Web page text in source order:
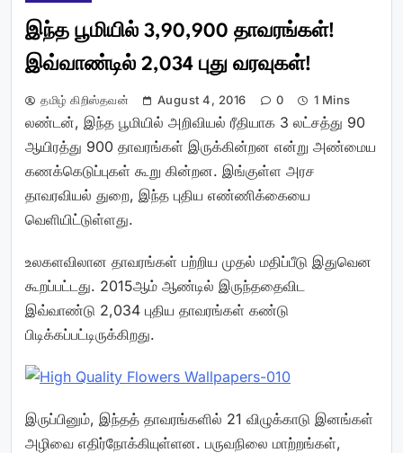
இந்த பூமியில் 3,90,900 தாவரங்கள்!
இவ்வாண்டில் 2,034 புது வரவுகள்!
தமிழ் கிறிஸ்தவன் August 4, 2016 0 1 Mins
லண்டன், இந்த பூமியில் அறிவியல் ரீதியாக 3 லட்சத்து 90
ஆயிரத்து 900 தாவரங்கள் இருக்கின்றன என்று அண்மைய
கணக்கெடுப்புகள் கூறு கின்றன. இங்குள்ள அரச
தாவரவியல் துறை, இந்த புதிய எண்ணிக்கையை
வெளியிட்டுள்ளது.
உலகளவிலான தாவரங்கள் பற்றிய முதல் மதிப்பீடு இதுவென
கூறப்பட்டது. 2015ஆம் ஆண்டில் இருந்ததைவிட
இவ்வாண்டு 2,034 புதிய தாவரங்கள் கண்டு
பிடிக்கப்பட்டிருக்கிறது.
இருப்பினும், இந்தத் தாவரங்களில் 21 விழுக்காடு இனங்கள்
அழிவை எதிர்நோக்கியுள்ளன. பருவநிலை மாற்றங்கள்,